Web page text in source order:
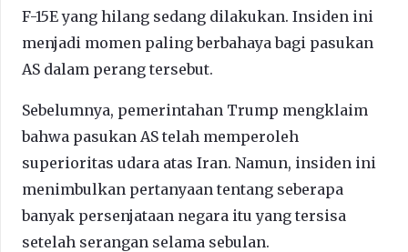
F-15E yang hilang sedang dilakukan. Insiden ini
menjadi momen paling berbahaya bagi pasukan
AS dalam perang tersebut.
Sebelumnya, pemerintahan Trump mengklaim
bahwa pasukan AS telah memperoleh
superioritas udara atas Iran. Namun, insiden ini
menimbulkan pertanyaan tentang seberapa
banyak persenjataan negara itu yang tersisa
setelah serangan selama sebulan.